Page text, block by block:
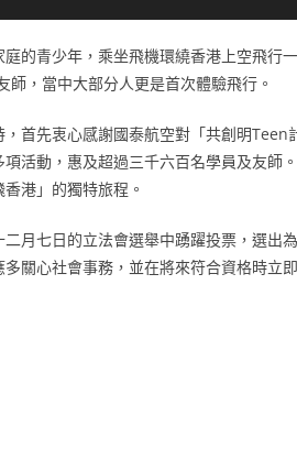
的青少年，乘坐飛機環繞香港上空飛行
，當中大部分人更是首次體驗飛行。
首先衷心感謝國泰航空對「共創明Teen
活動，惠及超過三千六百名學員及友師
港」的獨特旅程。
月七日的立法會選舉中踴躍投票，選出
關心社會事務，並在將來符合資格時立